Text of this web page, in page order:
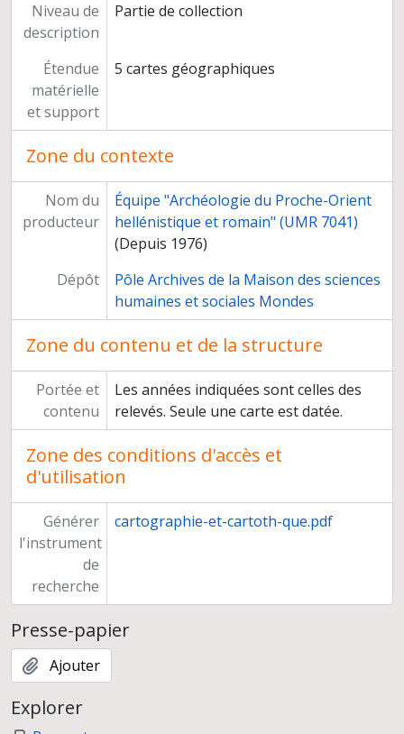
Niveau de
description
Partie de collection
Étendue
matérielle
et support
5 cartes géographiques
Zone du contexte
Nom du
producteur
Équipe "Archéologie du Proche-Orient
hellénistique et romain" (UMR 7041)
(Depuis 1976)
Dépôt
Pôle Archives de la Maison des sciences
humaines et sociales Mondes
Zone du contenu et de la structure
Portée et
contenu
Les années indiquées sont celles des
relevés. Seule une carte est datée.
Zone des conditions d'accès et
d'utilisation
Générer
l'instrument
de
recherche
cartographie-et-cartoth-que.pdf
Presse-papier
Ajouter
Explorer